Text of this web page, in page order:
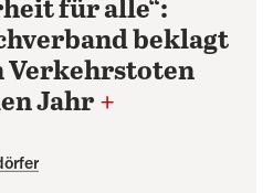
für alle“:
beklagt
Verkehrstoten
Jahr +